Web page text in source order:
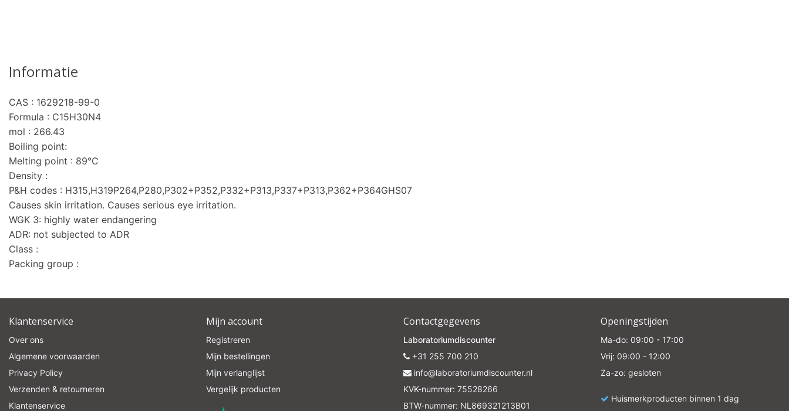
Informatie
CAS : 1629218-99-0
Formula : C15H30N4
mol : 266.43
Boiling point:
Melting point : 89°C
Density :
P&H codes : H315,H319P264,P280,P302+P352,P332+P313,P337+P313,P362+P364GHS07
Causes skin irritation. Causes serious eye irritation.
WGK 3: highly water endangering
ADR: not subjected to ADR
Class :
Packing group :
Klantenservice
Over ons
Algemene voorwaarden
Privacy Policy
Verzenden & retourneren
Klantenservice
Mijn account
Registreren
Mijn bestellingen
Mijn verlanglijst
Vergelijk producten
Contactgegevens
Laboratoriumdiscounter
+31 255 700 210
info@laboratoriumdiscounter.nl
KVK-nummer: 75528266
BTW-nummer: NL869321213B01
Openingstijden
Ma-do: 09:00 - 17:00
Vrij: 09:00 - 12:00
Za-zo: gesloten
Huismerkproducten binnen 1 dag